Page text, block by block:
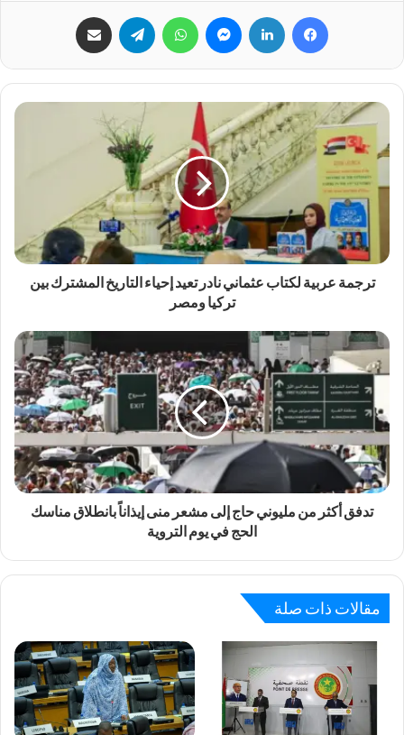
فيسبوك لينكدإن ماسنجر واتساب تيلقرام
ترجمة عربية لكتاب عثماني نادر تعيد إحياء التاريخ المشترك بين
تركيا ومصر
تدفق أكثر من مليوني حاج إلى مشعر منى إيذاناً بانطلاق مناسك
الحج في يوم التروية
مقالات ذات صلة